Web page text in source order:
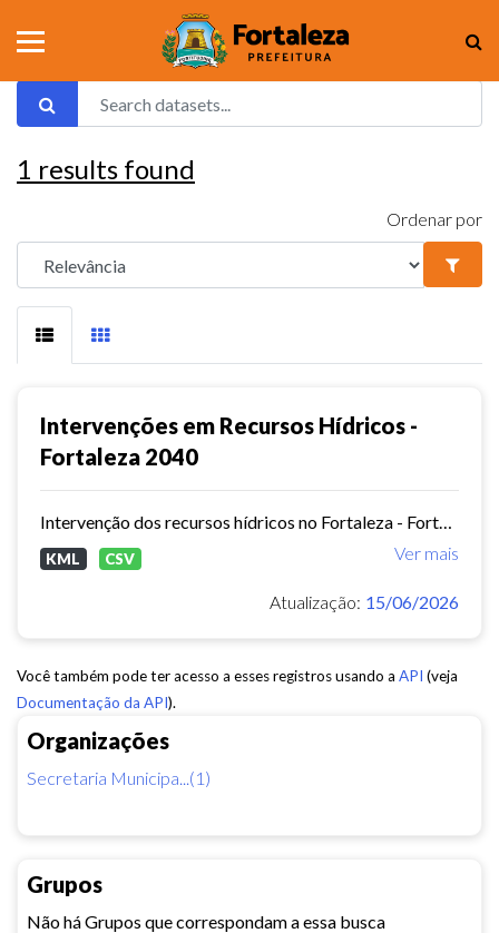
Organizações
Secretaria Municipa...(1)
Grupos
Não há Grupos que correspondam a essa busca
1 results found
Ordenar por
Intervenções em Recursos Hídricos -
Fortaleza 2040
Ver mais
KML CSV
Atualização: 15/06/2026
Você também pode ter acesso a esses registros usando a API (veja
Documentação da API).